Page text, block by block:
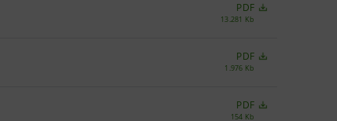
PDF
13.281 Kb
PDF
1.976 Kb
PDF
154 Kb